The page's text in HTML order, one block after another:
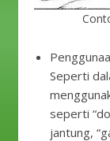
Seperti
seperti
jantung,